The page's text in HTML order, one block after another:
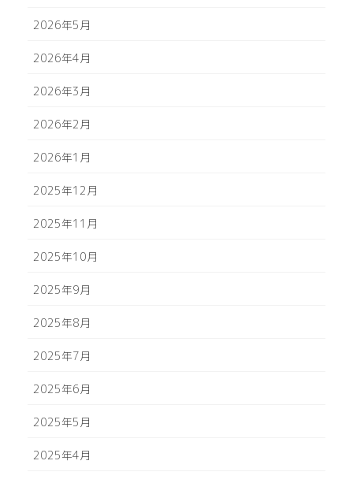
2026年5月
2026年4月
2026年3月
2026年2月
2026年1月
2025年12月
2025年11月
2025年10月
2025年9月
2025年8月
2025年7月
2025年6月
2025年5月
2025年4月